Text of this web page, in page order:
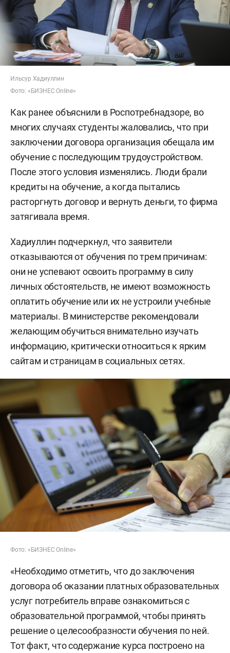
Ильсур Хадиуллин
Фото: «БИЗНЕС Online»
Как ранее объяснили в Роспотребнадзоре, во
многих случаях студенты жаловались, что при
заключении договора организация обещала им
обучение с последующим трудоустройством.
После этого условия изменялись. Люди брали
кредиты на обучение, а когда пытались
расторгнуть договор и вернуть деньги, то фирма
затягивала время.
Хадиуллин подчеркнул, что заявители
отказываются от обучения по трем причинам:
они не успевают освоить программу в силу
личных обстоятельств, не имеют возможность
оплатить обучение или их не устроили учебные
материалы. В министерстве рекомендовали
желающим обучиться внимательно изучать
информацию, критически относиться к ярким
сайтам и страницам в социальных сетях.
Фото: «БИЗНЕС Online»
«Необходимо отметить, что до заключения
договора об оказании платных образовательных
услуг потребитель вправе ознакомиться с
образовательной программой, чтобы принять
решение о целесообразности обучения по ней.
Тот факт, что содержание курса построено на